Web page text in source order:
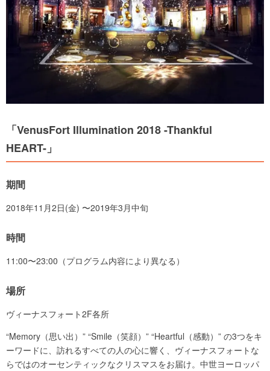
「VenusFort Illumination 2018 -Thankful
HEART-」
期間
2018年11月2日(金) 〜2019年3月中旬
時間
11:00〜23:00（プログラム内容により異なる）
場所
ヴィーナスフォート2F各所
“Memory（思い出）” “Smile（笑顔）” “Heartful（感動）” の3つをキ
ーワードに、訪れるすべての人の心に響く、ヴィーナスフォートな
らではのオーセンティックなクリスマスをお届け。中世ヨーロッパ